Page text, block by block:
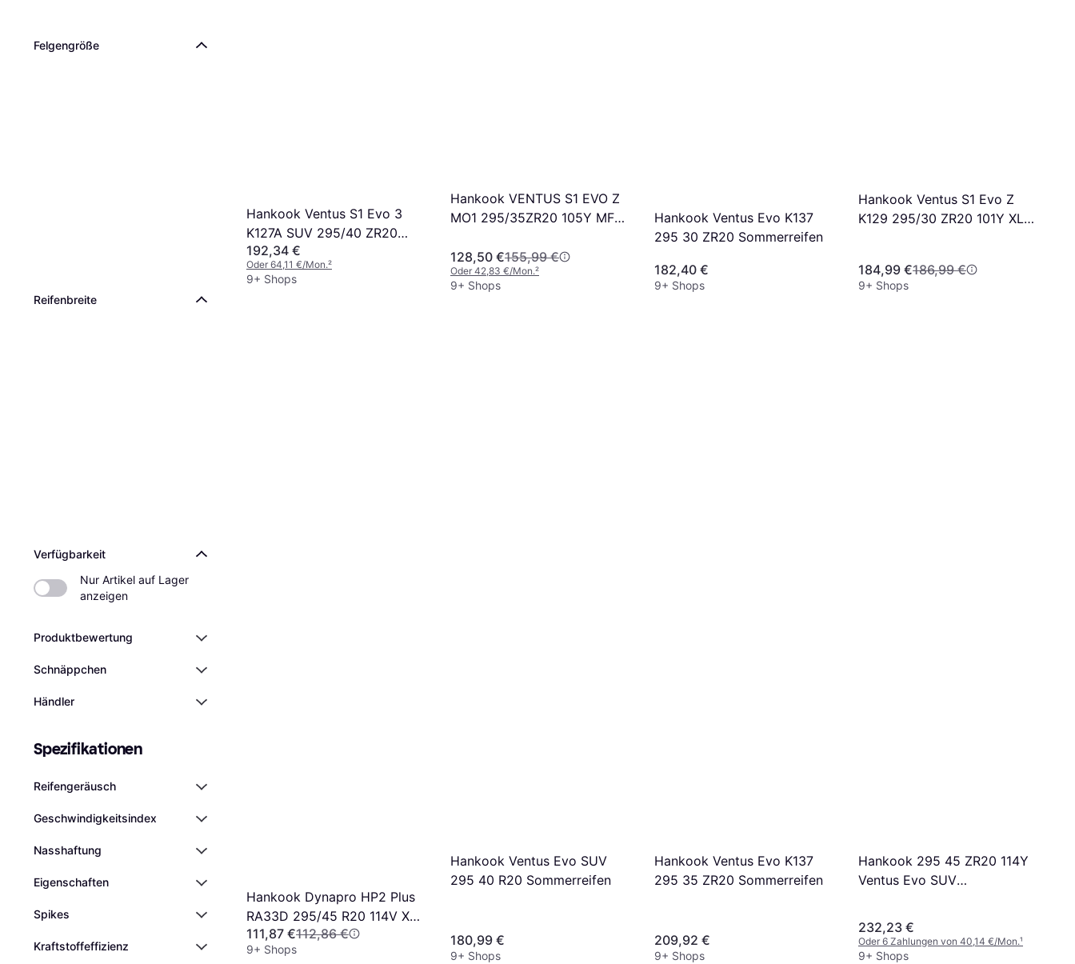
Felgengröße
Reifenbreite
Verfügbarkeit
Nur Artikel auf Lager
anzeigen
Produktbewertung
Schnäppchen
Händler
Spezifikationen
Reifengeräusch
Geschwindigkeitsindex
Nasshaftung
Eigen­schaften
Spikes
Kraftstoffeffizienz
Hankook Ventus S1 Evo 3
K127A SUV 295/40 ZR20
110Y XL 4PR
192,34 €
Oder 64,11 €/Mon.²
9+ Shops
Hankook VENTUS S1 EVO Z
MO1 295/35ZR20 105Y MFS
128,50 €155,99 €
Oder 42,83 €/Mon.²
9+ Shops
Hankook Ventus Evo K137
295 30 ZR20 Sommerreifen
182,40 €
9+ Shops
Hankook Ventus S1 Evo Z
K129 295/30 ZR20 101Y XL
184,99 €186,99 €
9+ Shops
Hankook Dynapro HP2 Plus
RA33D 295/45 R20 114V XL
4PR
111,87 €112,86 €
9+ Shops
Hankook Ventus Evo SUV
295 40 R20 Sommerreifen
180,99 €
9+ Shops
Hankook Ventus Evo K137
295 35 ZR20 Sommerreifen
209,92 €
9+ Shops
Hankook 295 45 ZR20 114Y
Ventus Evo SUV
232,23 €
Oder 6 Zahlungen von 40,14 €/Mon.¹
9+ Shops